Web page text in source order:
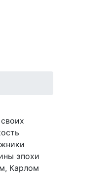
эпохи
Карлом